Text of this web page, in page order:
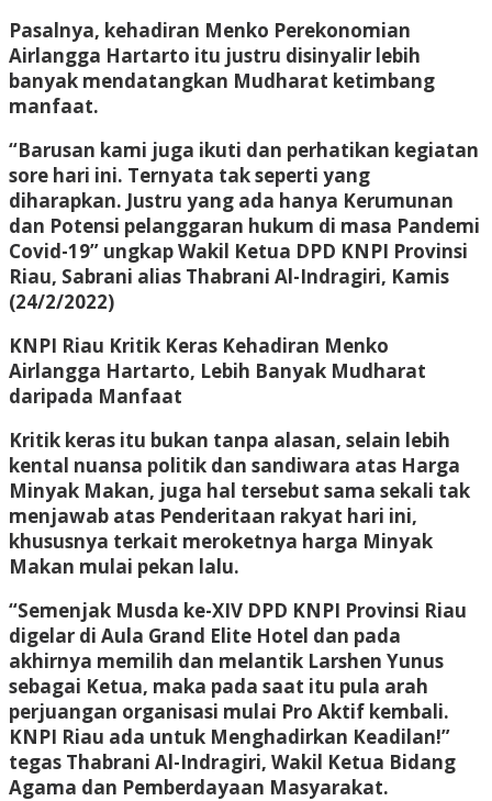
Pasalnya, kehadiran Menko Perekonomian
Airlangga Hartarto itu justru disinyalir lebih
banyak mendatangkan Mudharat ketimbang
manfaat.
“Barusan kami juga ikuti dan perhatikan kegiatan
sore hari ini. Ternyata tak seperti yang
diharapkan. Justru yang ada hanya Kerumunan
dan Potensi pelanggaran hukum di masa Pandemi
Covid-19” ungkap Wakil Ketua DPD KNPI Provinsi
Riau, Sabrani alias Thabrani Al-Indragiri, Kamis
(24/2/2022)
KNPI Riau Kritik Keras Kehadiran Menko
Airlangga Hartarto, Lebih Banyak Mudharat
daripada Manfaat
Kritik keras itu bukan tanpa alasan, selain lebih
kental nuansa politik dan sandiwara atas Harga
Minyak Makan, juga hal tersebut sama sekali tak
menjawab atas Penderitaan rakyat hari ini,
khususnya terkait meroketnya harga Minyak
Makan mulai pekan lalu.
“Semenjak Musda ke-XIV DPD KNPI Provinsi Riau
digelar di Aula Grand Elite Hotel dan pada
akhirnya memilih dan melantik Larshen Yunus
sebagai Ketua, maka pada saat itu pula arah
perjuangan organisasi mulai Pro Aktif kembali.
KNPI Riau ada untuk Menghadirkan Keadilan!”
tegas Thabrani Al-Indragiri, Wakil Ketua Bidang
Agama dan Pemberdayaan Masyarakat.